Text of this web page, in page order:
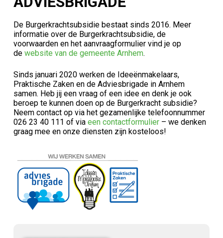
De Burgerkrachtsubsidie bestaat sinds 2016. Meer
informatie over de Burgerkrachtsubsidie, de
voorwaarden en het aanvraagformulier vind je op
de website van de gemeente Arnhem.
Sinds januari 2020 werken de Ideeënmakelaars,
Praktische Zaken en de Adviesbrigade in Arnhem
samen. Heb jij een vraag of een idee en denk je ook
beroep te kunnen doen op de Burgerkracht subsidie?
Neem contact op via het gezamenlijke telefoonnummer
026 23 40 111 of via een contactformulier– we denken
graag mee en onze diensten zijn kosteloos!